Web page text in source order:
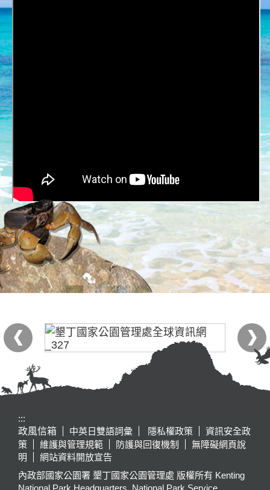
:::
政風信箱
中英日雙語詞彙 隱私權政策
資訊安全政
策
維護與管理規範 防護與回復機制
無障礙網頁說
明
網站資料開放宣告
內政部國家公園署 墾丁國家公園管理處 版權所有 Kenting
National Park Headquarters, National Park Service,